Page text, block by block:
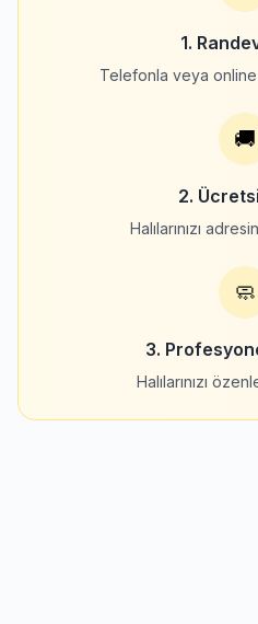
1.
Telefonla veya
🚚
2.
Halılarınızı
🧼
3.
Halılarınızı